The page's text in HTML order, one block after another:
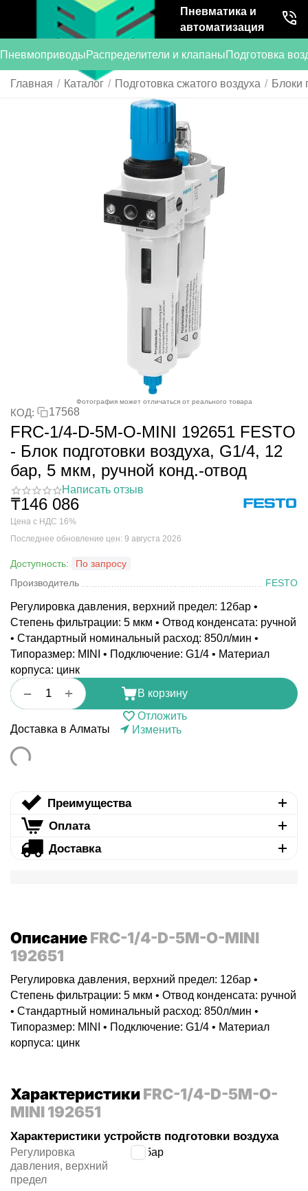
Пневматика и
автоматизация
ПневмоприводыРаспределители и клапаныПодготовка
Главная / Каталог / Подготовка сжатого воздуха / Блоки
Фотография может отличаться от реального товара
КОД: 17568
FRC-1/4-D-5M-O-MINI 192651 FESTO
- Блок подготовки воздуха, G1/4, 12
бар, 5 мкм, ручной конд.-отвод
Написать отзыв
₸146 086
Цена с НДС 16%
Последнее обновление цен: 9 августа 2026
Доступность:
По запросу
Производитель
FESTO
Регулировка давления, верхний предел: 12бар •
Степень фильтрации: 5 мкм • Отвод конденсата: ручной
• Стандартный номинальный расход: 850л/мин •
Типоразмер: MINI • Подключение: G1/4 • Материал
корпуса: цинк
+
−
В корзину
Отложить
Доставка в Алматы
Изменить
Преимущества
Оплата
Доставка
ОписаниеFRC-1/4-D-5M-O-MINI
192651
Регулировка давления, верхний предел: 12бар •
Степень фильтрации: 5 мкм • Отвод конденсата: ручной
• Стандартный номинальный расход: 850л/мин •
Типоразмер: MINI • Подключение: G1/4 • Материал
корпуса: цинк
ХарактеристикиFRC-1/4-D-5M-O-
MINI 192651
Характеристики устройств подготовки воздуха
Регулировка
давления, верхний
предел
бар